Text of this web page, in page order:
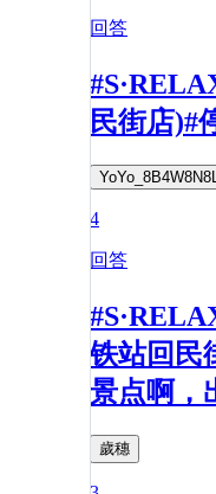
回答
民街店)#
YoYo_8B4W8N8L
4
回答
铁站回民
景点啊，
歲穗